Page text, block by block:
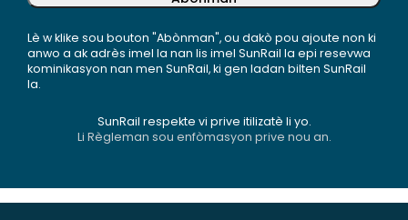
Lè w klike sou bouton "Abònman", ou dakò pou ajoute non ki
anwo a ak adrès imel la nan lis imel SunRail la epi resevwa
kominikasyon nan men SunRail, ki gen ladan bilten SunRail
la.
SunRail respekte vi prive itilizatè li yo.
Li Règleman sou enfòmasyon prive nou an.